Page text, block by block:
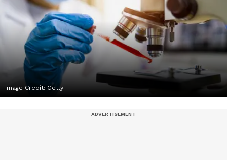
Image Credit: Getty